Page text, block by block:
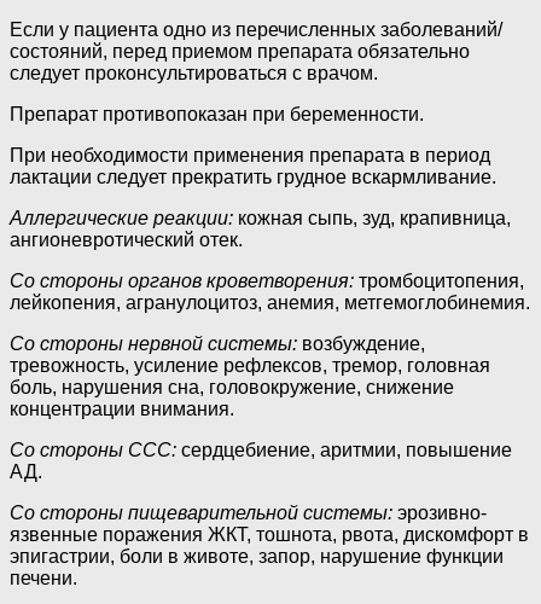
Если у пациента одно из перечисленных заболеваний/
состояний, перед приемом препарата обязательно
следует проконсультироваться с врачом.
Препарат противопоказан при беременности.
При необходимости применения препарата в период
лактации следует прекратить грудное вскармливание.
Аллергические реакции: кожная сыпь, зуд, крапивница,
ангионевротический отек.
Со стороны органов кроветворения: тромбоцитопения,
лейкопения, агранулоцитоз, анемия, метгемоглобинемия.
Со стороны нервной системы: возбуждение,
тревожность, усиление рефлексов, тремор, головная
боль, нарушения сна, головокружение, снижение
концентрации внимания.
Со стороны ССС: сердцебиение, аритмии, повышение
АД.
Со стороны пищеварительной системы: эрозивно-
язвенные поражения ЖКТ, тошнота, рвота, дискомфорт в
эпигастрии, боли в животе, запор, нарушение функции
печени.